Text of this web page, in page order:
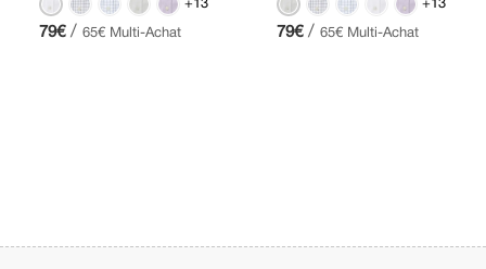
+13
79€ / 65€ Multi-Achat
+13
79€ / 65€ Multi-Achat